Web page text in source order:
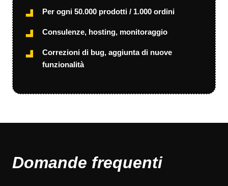
Per ogni 50.000 prodotti / 1.000 ordini
Consulenze, hosting, monitoraggio
Correzioni di bug, aggiunta di nuove
funzionalità
Domande frequenti